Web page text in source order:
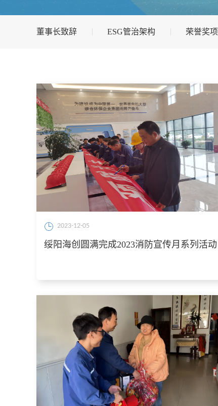
董事长致辞 ESG管治架构 荣誉奖项
2023-12-05
绥阳海创圆满完成2023消防宣传月系列活动